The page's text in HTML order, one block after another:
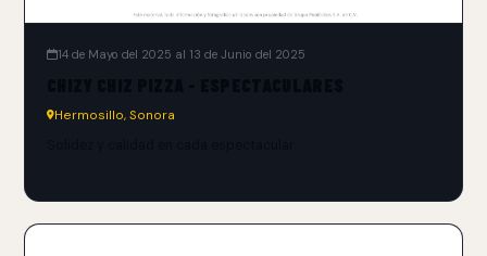
14 de Mayo del 2025 al 13 de Junio del 2025
Hermosillo, Sonora